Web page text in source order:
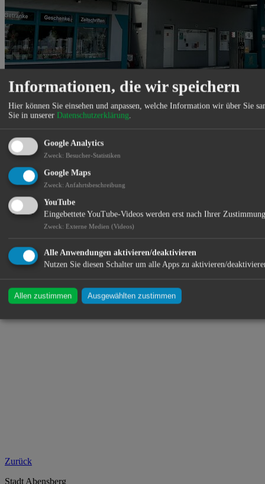
Tanken, Zeitungen, Zeitschriften, Getränke, Zigaretten
Standort:
Zurück
Stadt Abensberg
Informationen, die wir speichern
Hier können Sie einsehen und anpassen, welche Information wir über Sie
Sie in unserer Datenschutzerklärung.
Google Analytics
Zweck: Besucher-Statistiken
Google Maps
Zweck: Anfahrtsbeschreibung
YouTube
Eingebettete YouTube-Videos werden erst nach Ihrer
Zweck: Externe Medien (Videos)
Alle Anwendungen aktivieren/deaktivieren
Nutzen Sie diesen Schalter um alle Apps zu aktivieren/
Allen zustimmen Ausgewählten zustimmen